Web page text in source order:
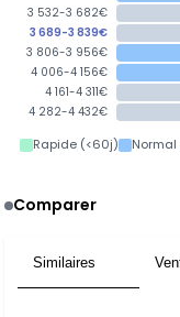
3 532-3 682€
3 689-3 839€
3 806-3 956€
4 006-4 156€
4 161-4 311€
4 282-4 432€
Rapide (<60j)
Comparer
Similaires